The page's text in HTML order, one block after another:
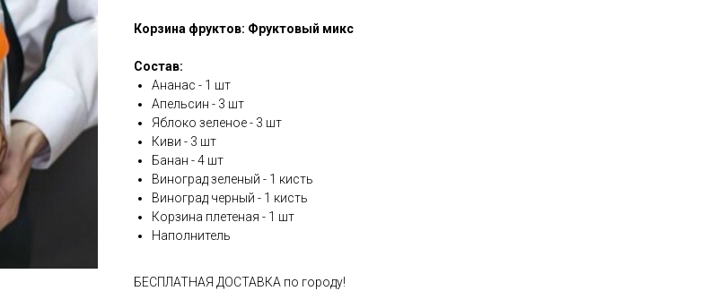
Корзина фруктов: Фруктовый микс
Состав:
Ананас - 1 шт
Апельсин - 3 шт
Яблоко зеленое - 3 шт
Киви - 3 шт
Банан - 4 шт
Виноград зеленый - 1 кисть
Виноград черный - 1 кисть
Корзина плетеная - 1 шт
Наполнитель
БЕСПЛАТНАЯ ДОСТАВКА по городу!